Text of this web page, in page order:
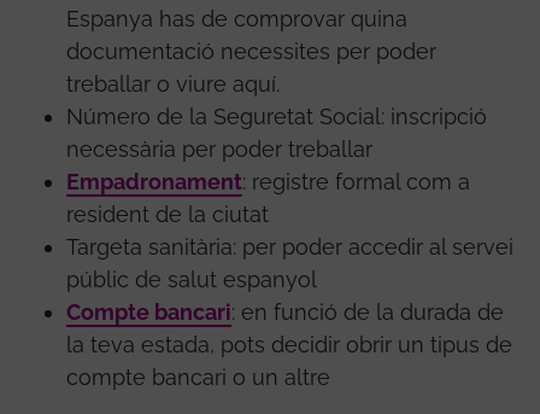
Espanya has de comprovar quina
documentació necessites per poder
treballar o viure aquí.
Número de la Seguretat Social: inscripció
necessària per poder treballar
Empadronament: registre formal com a
resident de la ciutat
Targeta sanitària: per poder accedir al servei
públic de salut espanyol
Compte bancari: en funció de la durada de
la teva estada, pots decidir obrir un tipus de
compte bancari o un altre